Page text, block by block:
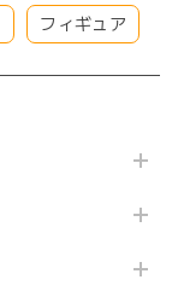
フィギュア